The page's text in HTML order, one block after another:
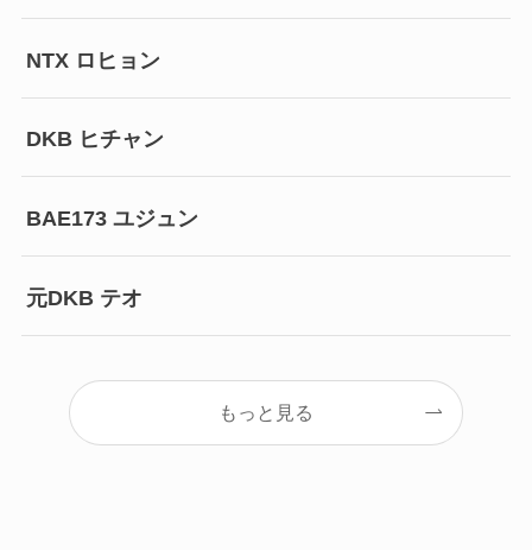
NTX ロヒョン
DKB ヒチャン
BAE173 ユジュン
元DKB テオ
もっと見る